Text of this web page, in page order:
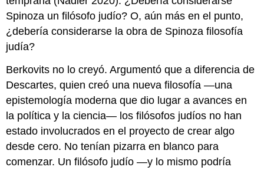
Nicolás
Copérnico
Leer
filósofo
Zera
Yacob
Spinoza un filósofo judío? O, aún más en el punto,
¿debería considerarse la obra de Spinoza filosofía
judía?
Berkovits no lo creyó. Argumentó que a diferencia de
Descartes, quien creó una nueva filosofía —una
epistemología moderna que dio lugar a avances en
la política y la ciencia— los filósofos judíos no han
estado involucrados en el proyecto de crear algo
desde cero. No tenían pizarra en blanco para
comenzar. Un filósofo judío —y lo mismo podría